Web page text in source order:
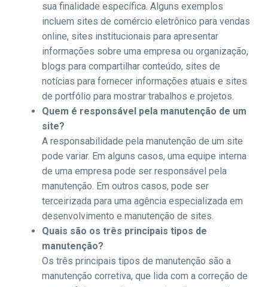
sua finalidade específica. Alguns exemplos
incluem sites de comércio eletrônico para vendas
online, sites institucionais para apresentar
informações sobre uma empresa ou organização,
blogs para compartilhar conteúdo, sites de
notícias para fornecer informações atuais e sites
de portfólio para mostrar trabalhos e projetos.
Quem é responsável pela manutenção de um
site?
A responsabilidade pela manutenção de um site
pode variar. Em alguns casos, uma equipe interna
de uma empresa pode ser responsável pela
manutenção. Em outros casos, pode ser
terceirizada para uma agência especializada em
desenvolvimento e manutenção de sites.
Quais são os três principais tipos de
manutenção?
Os três principais tipos de manutenção são a
manutenção corretiva, que lida com a correção de